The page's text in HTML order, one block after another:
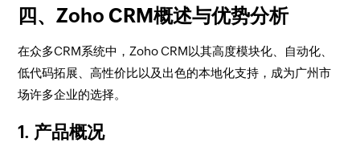
四、Zoho CRM概述与优势分析
在众多CRM系统中，Zoho CRM以其高度模块化、自动化、
低代码拓展、高性价比以及出色的本地化支持，成为广州市
场许多企业的选择。
1. 产品概况